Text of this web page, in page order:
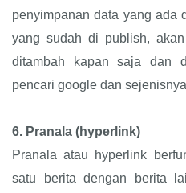
penyimpanan data yang ada
yang sudah di publish,
ditambah kapan saja dan
pencari google dan
6. Pranala (hyperlink)
Pranala atau hyperlink
satu berita dengan berita